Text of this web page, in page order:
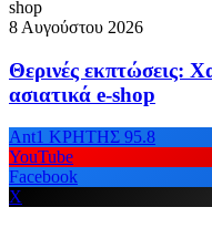
8 Αυγούστου 2026
Θερινές εκπτώσεις:
ασιατικά e-shop
Ant1 ΚΡΗΤΗΣ 95.8
YouTube
Facebook
X